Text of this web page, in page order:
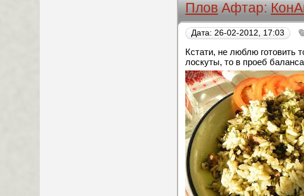
Плов Афтар:
Дата: 26-02-2012, 17:03
Кстати, не люблю готовить
лоскуты, то в проеб